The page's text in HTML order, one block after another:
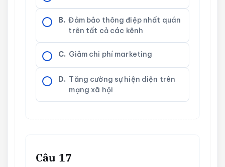
B. Đảm bảo thông điệp nhất quán
trên tất cả các kênh
C. Giảm chi phí marketing
D. Tăng cường sự hiện diện trên
mạng xã hội
Câu 17